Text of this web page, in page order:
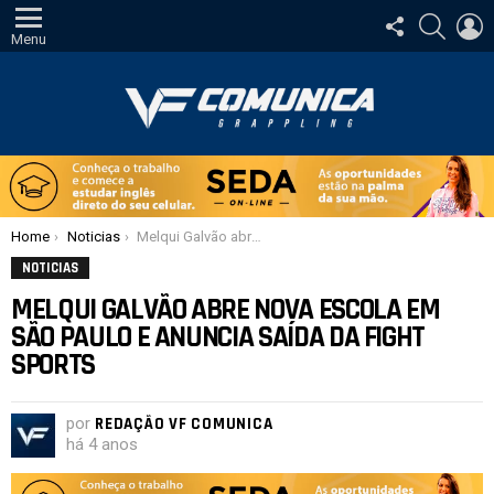
Menu
SIGA-
NOS
Você está aqui:
Home Noticias Melqui Galvão abre nova escola em São Paulo e anuncia saída da Fight Sports
NOTICIAS
MELQUI GALVÃO ABRE NOVA ESCOLA EM
SÃO PAULO E ANUNCIA SAÍDA DA FIGHT
SPORTS
por REDAÇÃO VF COMUNICA
há 4 anos